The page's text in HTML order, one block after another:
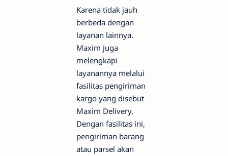
Karena tidak jauh
berbeda dengan
layanan lainnya.
Maxim juga
melengkapi
layanannya melalui
fasilitas pengiriman
kargo yang disebut
Maxim Delivery.
Dengan fasilitas ini,
pengiriman barang
atau parsel akan